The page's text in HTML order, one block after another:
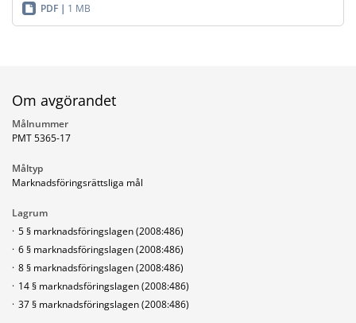
PDF 1 MB
Om avgörandet
Målnummer
PMT 5365-17
Måltyp
Marknadsföringsrättsliga mål
Lagrum
· 5 § marknadsföringslagen (2008:486)
· 6 § marknadsföringslagen (2008:486)
· 8 § marknadsföringslagen (2008:486)
· 14 § marknadsföringslagen (2008:486)
· 37 § marknadsföringslagen (2008:486)